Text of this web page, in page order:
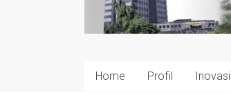
Home Profil Inovasi